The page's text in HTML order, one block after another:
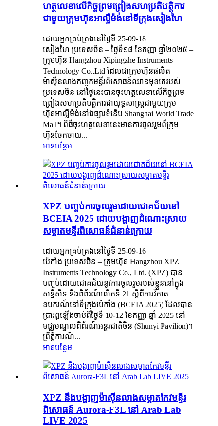
ហត្ថលេខាលើកិច្ចព្រមព្រៀងសហប្រតិបត្តិការ
ជាមួយក្រុមហ៊ុនអាល្លឺម៉ង់នៅទីក្រុងសៀងហៃ
ដោយអ្នកគ្រប់គ្រងនៅថ្ងៃទី 25-09-18
សៀងហៃ ប្រទេសចិន – ថ្ងៃទី១៨ ខែកញ្ញា ឆ្នាំ២០២៥ –
ក្រុមហ៊ុន Hangzhou Xipingzhe Instruments
Technology Co.,Ltd ដែលជាក្រុមហ៊ុនផលិត
ម៉ាស៊ីនលាងកញ្ចក់មន្ទីរពិសោធន៍ឈានមុខគេរបស់
ប្រទេសចិន នៅថ្ងៃនេះបានចុះហត្ថលេខាលើកិច្ចព្រម
ព្រៀងសហប្រតិបត្តិការជាយុទ្ធសាស្ត្រជាមួយក្រុម
ហ៊ុនអាល្លឺម៉ង់នៅឯផ្សារទំនើប Shanghai World Trade
Mall។ ពិធីចុះហត្ថលេខានេះមានការចូលរួមពីក្រុម
ហ៊ុនចែកចាយ...
អានបន្ថែម
XPZ បញ្ចប់ការចូលរួមដោយជោគជ័យនៅ
BCEIA 2025 ដោយបង្ហាញដំណោះស្រាយ
សម្អាតមន្ទីរពិសោធន៍ជំនាន់ក្រោយ
ដោយអ្នកគ្រប់គ្រងនៅថ្ងៃទី 25-09-16
ប៉េកាំង ប្រទេសចិន – ក្រុមហ៊ុន Hangzhou XPZ
Instruments Technology Co., Ltd. (XPZ) បាន
បញ្ចប់ដោយជោគជ័យនូវការចូលរួមរបស់ខ្លួននៅក្នុង
សន្និសីទ និងពិព័រណ៍លើកទី 21 ស្តីពីការវិភាគ
ឧបករណ៍នៅទីក្រុងប៉េកាំង (BCEIA 2025) ដែលបាន
ប្រារព្ធឡើងចាប់ពីថ្ងៃទី 10-12 ខែកញ្ញា ឆ្នាំ 2025 នៅ
មជ្ឈមណ្ឌលពិព័រណ៍អន្តរជាតិចិន (Shunyi Pavilion)។
ព្រឹត្តិការណ៍...
អានបន្ថែម
XPZ នឹងបង្ហាញម៉ាស៊ីនលាងសម្អាតកែវមន្ទីរ
ពិសោធន៍ Aurora-F3L នៅ Arab Lab
LIVE 2025